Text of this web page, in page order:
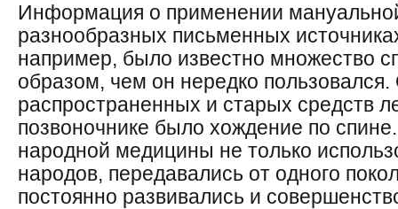
Информация о применении
разнообразных письменных
например, было известно множество
образом, чем он нередко
распространенных и старых средств
позвоночнике было хождение по
народной медицины не только
народов, передавались от одного
постоянно развивались и